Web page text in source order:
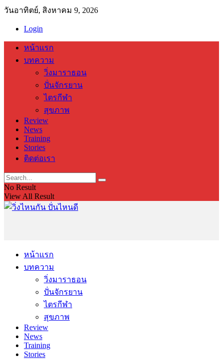
วันอาทิตย์, สิงหาคม 9, 2026
Login
หน้าแรก
บทความ
วิ่งมาราธอน
ปั่นจักรยาน
ไตรกีฬา
สุขภาพ
Review
News
Training
Stories
ติดต่อเรา
No Result
View All Result
หน้าแรก
บทความ
วิ่งมาราธอน
ปั่นจักรยาน
ไตรกีฬา
สุขภาพ
Review
News
Training
Stories